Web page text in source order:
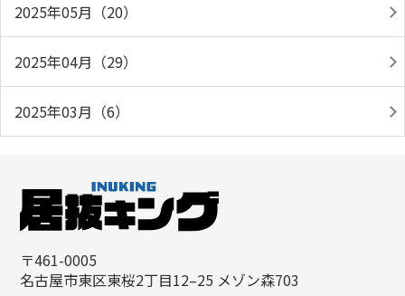
2025年05月（20）
2025年04月（29）
2025年03月（6）
〒461-0005
名古屋市東区東桜2丁目12–25 メゾン森703